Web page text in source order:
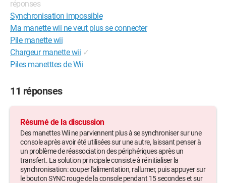
réponses
Synchronisation impossible
Ma manette wii ne veut plus se connecter
Pile manette wii
Chargeur manette wii ✓
Piles manetttes de Wii
11 réponses
Résumé de la discussion
Des manettes Wii ne parviennent plus à se synchroniser sur une
console après avoir été utilisées sur une autre, laissant penser à
un problème de réassociation des périphériques après un
transfert. La solution principale consiste à réinitialiser la
synchronisation: couper l'alimentation, rallumer, puis appuyer sur
le bouton SYNC rouge de la console pendant 15 secondes et sur